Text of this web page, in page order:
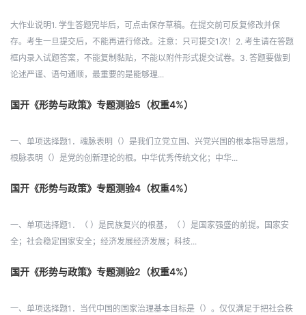
大作业说明1. 学生答题完毕后，可点击保存草稿。在提交前可反复修改并保
存。考生一旦提交后，不能再进行修改。注意：只可提交1次！2. 考生请在答题
框内录入试题答案，不能复制黏贴，不能以附件形式提交试卷。3. 答题要做到
论述严谨、语句通顺，最重要的是能够理...
国开《形势与政策》专题测验5（权重4%）
一、单项选择题1．魂脉表明（）是我们立党立国、兴党兴国的根本指导思想，
根脉表明（）是党的创新理论的根。中华优秀传统文化；中华...
国开《形势与政策》专题测验4（权重4%）
一、单项选择题1．（ ）是民族复兴的根基，（ ）是国家强盛的前提。国家安
全；社会稳定国家安全；经济发展经济发展；科技...
国开《形势与政策》专题测验2（权重4%）
一、单项选择题1．当代中国的国家治理基本目标是（）。仅仅满足于把社会秩